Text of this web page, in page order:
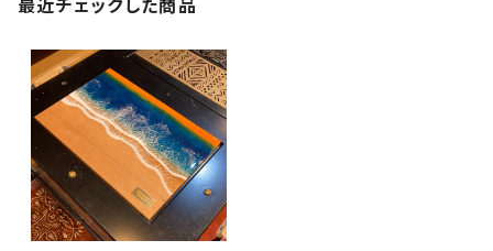
最近チェックした商品